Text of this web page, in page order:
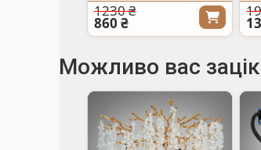
1230 ₴
860 ₴
Можливо вас